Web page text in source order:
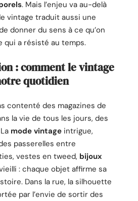
. Mais l’enjeu va au-delà
vintage traduit aussi une
donner du sens à ce qu’on
qui a résisté au temps.
: comment le vintage
quotidien
contenté des magazines de
la vie de tous les jours, des
mode vintage intrigue,
passerelles entre
vestes en tweed, bijoux
: chaque objet affirme sa
Dans la rue, la silhouette
par l’envie de sortir des